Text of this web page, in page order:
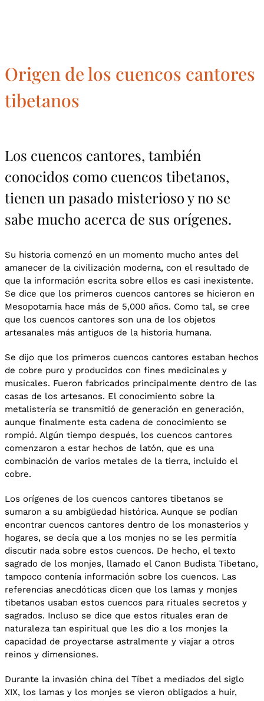
Origen de los cuencos cantores
tibetanos
Los cuencos cantores, también
conocidos como cuencos tibetanos,
tienen un pasado misterioso y no se
sabe mucho acerca de sus orígenes.
Su historia comenzó en un momento mucho antes del
amanecer de la civilización moderna, con el resultado de
que la información escrita sobre ellos es casi inexistente.
Se dice que los primeros cuencos cantores se hicieron en
Mesopotamia hace más de 5,000 años. Como tal, se cree
que los cuencos cantores son una de los objetos
artesanales más antiguos de la historia humana.
Se dijo que los primeros cuencos cantores estaban hechos
de cobre puro y producidos con fines medicinales y
musicales. Fueron fabricados principalmente dentro de las
casas de los artesanos. El conocimiento sobre la
metalistería se transmitió de generación en generación,
aunque finalmente esta cadena de conocimiento se
rompió. Algún tiempo después, los cuencos cantores
comenzaron a estar hechos de latón, que es una
combinación de varios metales de la tierra, incluido el
cobre.
Los orígenes de los cuencos cantores tibetanos se
sumaron a su ambigüedad histórica. Aunque se podían
encontrar cuencos cantores dentro de los monasterios y
hogares, se decía que a los monjes no se les permitía
discutir nada sobre estos cuencos. De hecho, el texto
sagrado de los monjes, llamado el Canon Budista Tibetano,
tampoco contenía información sobre los cuencos. Las
referencias anecdóticas dicen que los lamas y monjes
tibetanos usaban estos cuencos para rituales secretos y
sagrados. Incluso se dice que estos rituales eran de
naturaleza tan espiritual que les dio a los monjes la
capacidad de proyectarse astralmente y viajar a otros
reinos y dimensiones.
Durante la invasión china del Tíbet a mediados del siglo
XIX, los lamas y los monjes se vieron obligados a huir,